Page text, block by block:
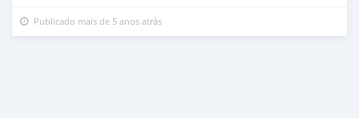
Publicado mais de 5 anos atrás